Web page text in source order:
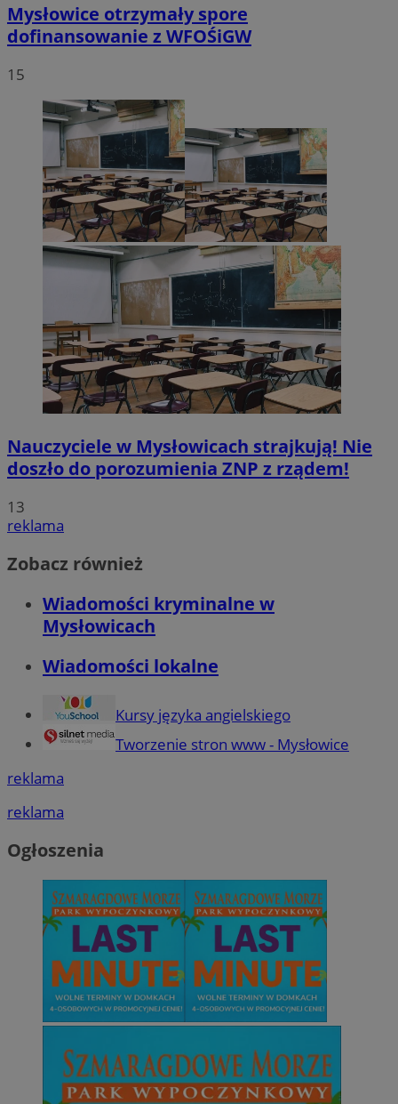
Mysłowice otrzymały spore
dofinansowanie z WFOŚiGW
15
Nauczyciele w Mysłowicach strajkują! Nie
doszło do porozumienia ZNP z rządem!
13
reklama
Zobacz również
Wiadomości kryminalne w
Mysłowicach
Wiadomości lokalne
Kursy języka angielskiego
Tworzenie stron www - Mysłowice
reklama
reklama
Ogłoszenia